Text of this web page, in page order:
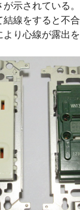
示されている
線をすると不
り心線が露出